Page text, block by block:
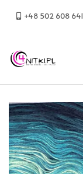
+48 502 608 641